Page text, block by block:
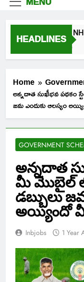
HEADLINES
తెలంగాణ
Home
అన్నదాత సుఖీభవ పథకం
జమ ఎందుకు ఆలస్యం
GOVERNMENT
అన్నదాత
మీ మొబైల్ లో
డబ్బులు
అయ్యిందో
Inbjobs 1 Year